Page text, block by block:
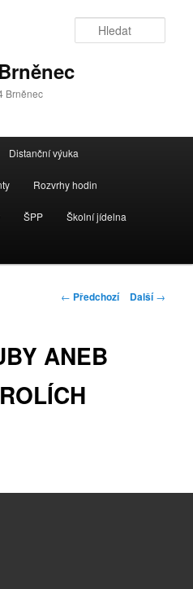
Brněnec
Distanční výuka
Rozvrhy hodin
ŠPP Školní jídelna
Navigace
← Předchozí Další→
ANEB